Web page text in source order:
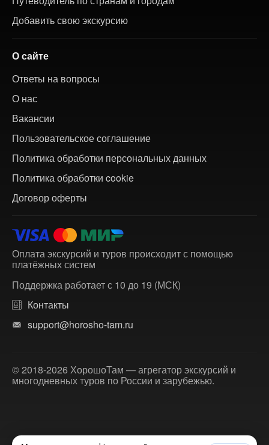
Добавить свою экскурсию
О сайте
Ответы на вопросы
О нас
Вакансии
Пользовательское соглашение
Политика обработки персональных данных
Политика обработки cookie
Договор оферты
Оплата экскурсий и туров происходит с помощью
платёжных систем
Поддержка работает с 10 до 19 (МСК)
Контакты
support@horosho-tam.ru
© 2018-2026 ХорошоТам — агрегатор экскурсий и
многодневных туров по России и зарубежью.